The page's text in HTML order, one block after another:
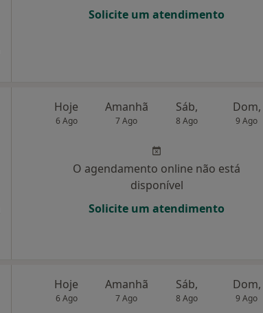
Solicite um atendimento
Hoje
6 Ago
Amanhã
7 Ago
Sáb,
8 Ago
Dom,
9 Ago
O agendamento online não está
disponível
Solicite um atendimento
Hoje
6 Ago
Amanhã
7 Ago
Sáb,
8 Ago
Dom,
9 Ago